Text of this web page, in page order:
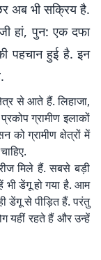
अब भी सक्रिय है.
हां, पुन: एक दफा
पहचान हुई है. इन
से आते हैं. लिहाजा,
ग्रामीण इलाकों
को ग्रामीण क्षेत्रों में
मिले हैं. सबसे बड़ी
भी डेंगू हो गया है. आम
डेंगू से पीड़ित हैं. परंतु
यहीं रहते हैं और उन्हें